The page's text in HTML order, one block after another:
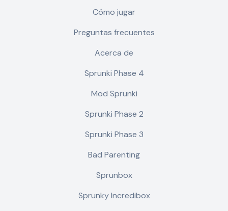
Cómo jugar
Preguntas frecuentes
Acerca de
Sprunki Phase 4
Mod Sprunki
Sprunki Phase 2
Sprunki Phase 3
Bad Parenting
Sprunbox
Sprunky Incredibox